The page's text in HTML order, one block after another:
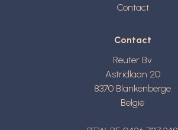
Contact
Contact
Reuter Bv
Astridlaan 20
8370 Blankenberge
België